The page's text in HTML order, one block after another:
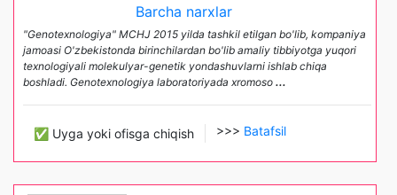
Barcha narxlar
"Genotexnologiya" MCHJ 2015 yilda tashkil etilgan bo'lib, kompaniya
jamoasi O'zbekistonda birinchilardan bo'lib amaliy tibbiyotga yuqori
texnologiyali molekulyar-genetik yondashuvlarni ishlab chiqa
boshladi. Genotexnologiya laboratoriyada xromoso ...
✅ Uyga yoki ofisga chiqish >>> Batafsil